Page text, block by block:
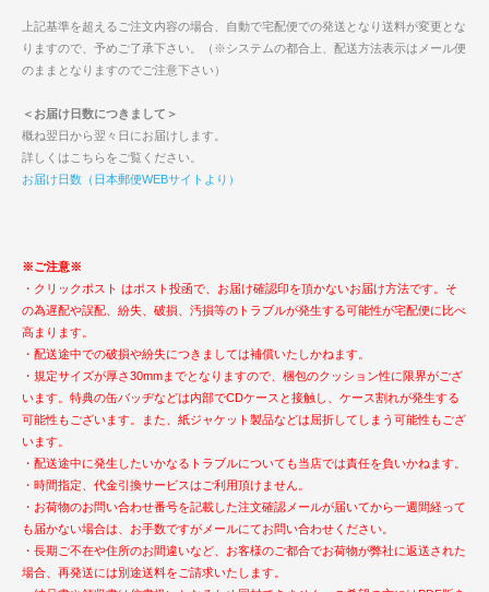
上記基準を超えるご注文内容の場合、自動で宅配便での発送となり送料が変更とな
りますので、予めご了承下さい。（※システムの都合上、配送方法表示はメール便
のままとなりますのでご注意下さい）
＜お届け日数につきまして＞
概ね翌日から翌々日にお届けします。
詳しくはこちらをご覧ください。
お届け日数（日本郵便WEBサイトより）
※ご注意※
・クリックポスト はポスト投函で、お届け確認印を頂かないお届け方法です。そ
の為遅配や誤配、紛失、破損、汚損等のトラブルが発生する可能性が宅配便に比べ
高まります。
・配送途中での破損や紛失につきましては補償いたしかねます。
・規定サイズが厚さ30mmまでとなりますので、梱包のクッション性に限界がござ
います。特典の缶バッヂなどは内部でCDケースと接触し、ケース割れが発生する
可能性もございます。また、紙ジャケット製品などは屈折してしまう可能性もござ
います。
・配送途中に発生したいかなるトラブルについても当店では責任を負いかねます。
・時間指定、代金引換サービスはご利用頂けません。
・お荷物のお問い合わせ番号を記載した注文確認メールが届いてから一週間経って
も届かない場合は、お手数ですがメールにてお問い合わせください。
・長期ご不在や住所のお間違いなど、お客様のご都合でお荷物が弊社に返送された
場合、再発送には別途送料をご請求いたします。